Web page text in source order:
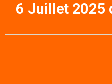
6 Juillet 2025